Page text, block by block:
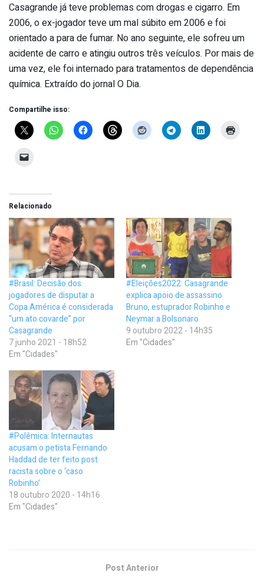
Casagrande já teve problemas com drogas e cigarro. Em
2006, o ex-jogador teve um mal súbito em 2006 e foi
orientado a para de fumar. No ano seguinte, ele sofreu um
acidente de carro e atingiu outros três veículos. Por mais de
uma vez, ele foi internado para tratamentos de dependência
química. Extraído do jornal O Dia.
Compartilhe isso:
Relacionado
#Brasil: Decisão dos
jogadores de disputar a
Copa América é considerada
“um ato covarde” por
Casagrande
7 junho 2021 - 18h52
Em "Cidades"
#Eleições2022: Casagrande
explica apoio de assassino
Bruno, estuprador Robinho e
Neymar a Bolsonaro
9 outubro 2022 - 14h35
Em "Cidades"
#Polêmica: Internautas
acusam o petista Fernando
Haddad de ter feito post
racista sobre o ‘caso
Robinho’
18 outubro 2020 - 14h16
Em "Cidades"
Post Anterior